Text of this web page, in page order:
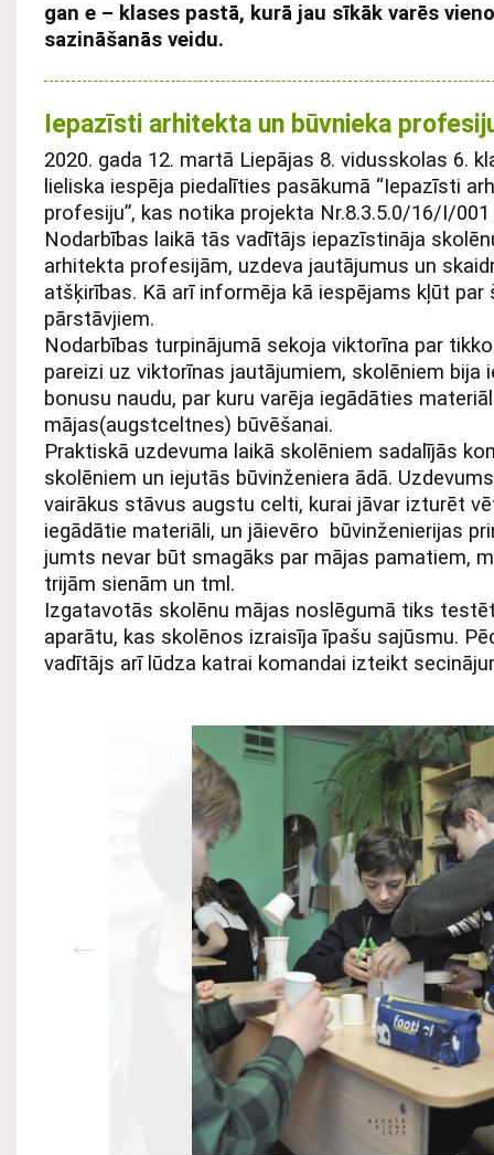
gan e – klases pastā, kurā jau sīkāk varēs
sazināšanās veidu.
Iepazīsti arhitekta un būvnieka
2020. gada 12. martā Liepājas 8. vidusskolas 6.
lieliska iespēja piedalīties pasākumā “Iepazīsti
profesiju”, kas notika projekta Nr.8.3.5.0/16/I/
Nodarbības laikā tās vadītājs iepazīstināja
arhitekta profesijām, uzdeva jautājumus un
atšķirības. Kā arī informēja kā iespējams kļūt
pārstāvjiem.
Nodarbības turpinājumā sekoja viktorīna par
pareizi uz viktorīnas jautājumiem, skolēniem bija
bonusu naudu, par kuru varēja iegādāties
mājas(augstceltnes) būvēšanai.
Praktiskā uzdevuma laikā skolēniem sadalījās
skolēniem un iejutās būvinženiera ādā.
vairākus stāvus augstu celti, kurai jāvar izturēt
iegādātie materiāli, un jāievēro būvinženierijas
jumts nevar būt smagāks par mājas pamatiem,
trijām sienām un tml.
Izgatavotās skolēnu mājas noslēgumā tiks
aparātu, kas skolēnos izraisīja īpašu sajūsmu.
vadītājs arī lūdza katrai komandai izteikt